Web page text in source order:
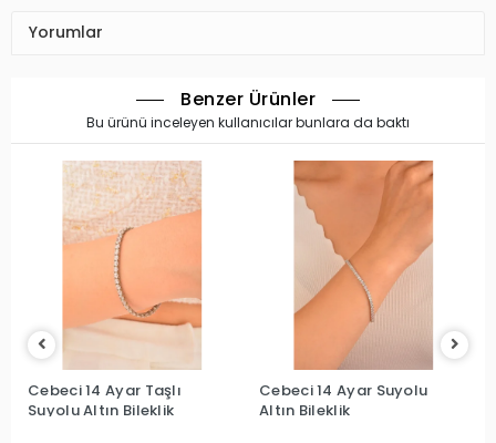
Yorumlar
Benzer Ürünler
Bu ürünü inceleyen kullanıcılar bunlara da baktı
14 Ayar Taşlı
Altın Bileklik
Cebeci 14 Ayar Suyolu
Altın Bileklik
Cebeci